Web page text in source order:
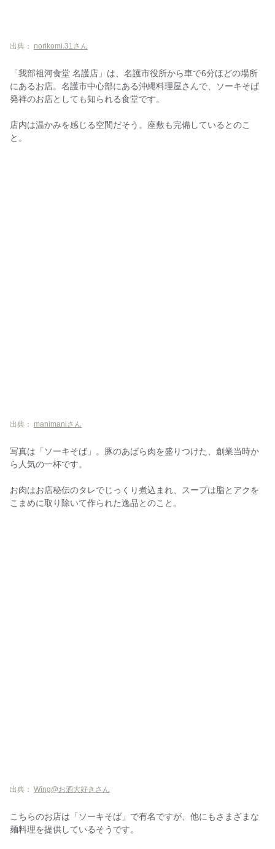
出典： norikomi.31さん
「我部祖河食堂 名護店」は、名護市役所から車で6分ほどの場所
にあるお店。名護市中心部にある沖縄料理屋さんで、ソーキそば
発祥のお店としても知られる食堂です。
店内は温かみを感じる空間だそう。座敷も完備しているとのこ
と。
出典： manimaniさん
写真は「ソーキそば」。豚のあばら肉を盛りつけた、創業当時か
ら人気の一杯です。
お肉はお店秘伝のタレでじっくり煮込まれ、スープは脂とアクを
こまめに取り除いて作られた逸品とのこと。
出典： Wing@お酒大好きさん
こちらのお店は「ソーキそば」で有名ですが、他にもさまざまな
麺料理を提供しているそうです。